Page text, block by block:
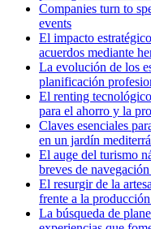
Companies turn to
events
El impacto
acuerdos mediante
La evolución de los
planificación
El renting
para el ahorro y la
Claves esenciales
en un jardín
El auge del turismo
breves de
El resurgir de la
frente a la
La búsqueda de